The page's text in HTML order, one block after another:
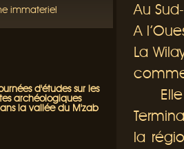
immateriel
d'études sur les
archéologiques
la vallée du M'zab
Au
A
La
Elle
la